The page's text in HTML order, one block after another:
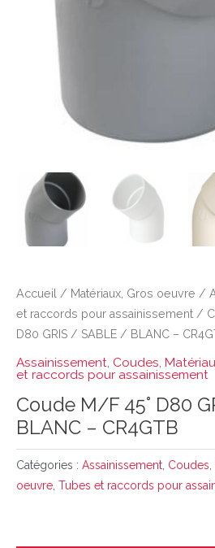
Accueil / Matériaux, Gros oeuvre /
et raccords pour assainissement /
D80 GRIS / SABLE / BLANC –
Assainissement, Coudes,
et raccords pour assainissement
Coude M/F 45° D80
BLANC – CR4GTB
Catégories : Assainissement Coudes
oeuvre Tubes et raccords pour